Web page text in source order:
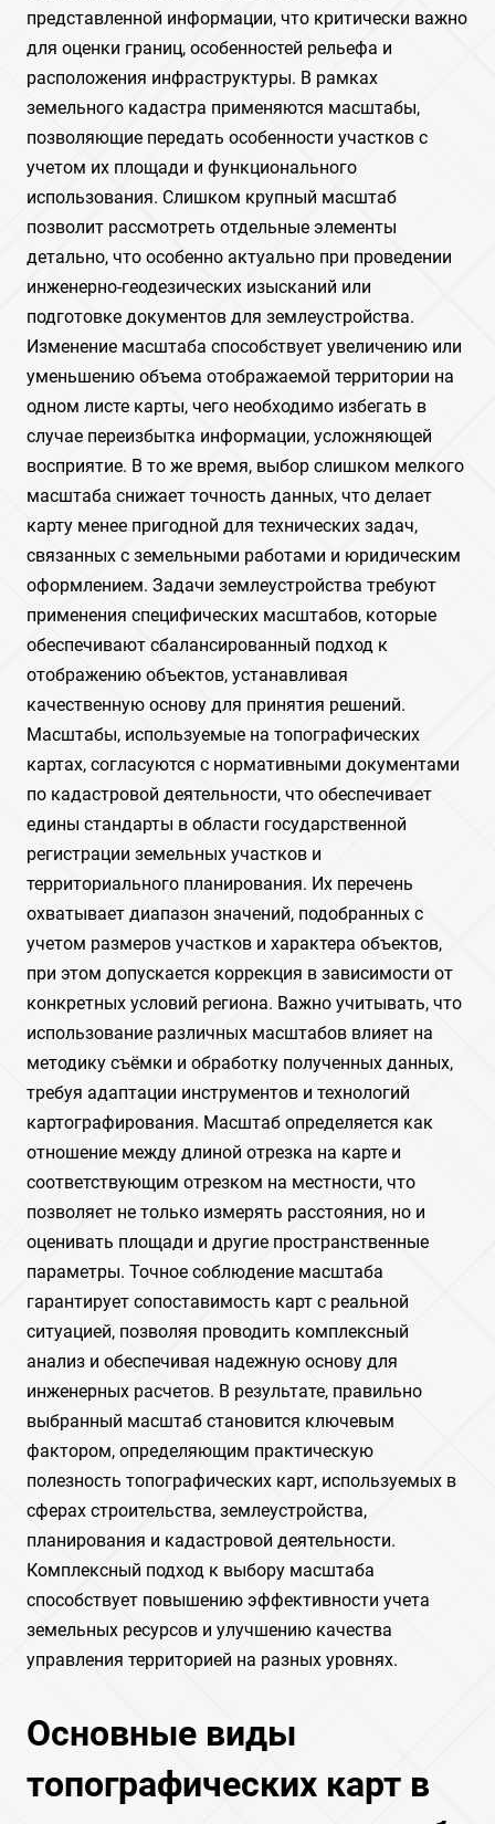
представленной информации, что критически важно
для оценки границ, особенностей рельефа и
расположения инфраструктуры. В рамках
земельного кадастра применяются масштабы,
позволяющие передать особенности участков с
учетом их площади и функционального
использования. Слишком крупный масштаб
позволит рассмотреть отдельные элементы
детально, что особенно актуально при проведении
инженерно-геодезических изысканий или
подготовке документов для землеустройства.
Изменение масштаба способствует увеличению или
уменьшению объема отображаемой территории на
одном листе карты, чего необходимо избегать в
случае переизбытка информации, усложняющей
восприятие. В то же время, выбор слишком мелкого
масштаба снижает точность данных, что делает
карту менее пригодной для технических задач,
связанных с земельными работами и юридическим
оформлением. Задачи землеустройства требуют
применения специфических масштабов, которые
обеспечивают сбалансированный подход к
отображению объектов, устанавливая
качественную основу для принятия решений.
Масштабы, используемые на топографических
картах, согласуются с нормативными документами
по кадастровой деятельности, что обеспечивает
едины стандарты в области государственной
регистрации земельных участков и
территориального планирования. Их перечень
охватывает диапазон значений, подобранных с
учетом размеров участков и характера объектов,
при этом допускается коррекция в зависимости от
конкретных условий региона. Важно учитывать, что
использование различных масштабов влияет на
методику съёмки и обработку полученных данных,
требуя адаптации инструментов и технологий
картографирования. Масштаб определяется как
отношение между длиной отрезка на карте и
соответствующим отрезком на местности, что
позволяет не только измерять расстояния, но и
оценивать площади и другие пространственные
параметры. Точное соблюдение масштаба
гарантирует сопоставимость карт с реальной
ситуацией, позволяя проводить комплексный
анализ и обеспечивая надежную основу для
инженерных расчетов. В результате, правильно
выбранный масштаб становится ключевым
фактором, определяющим практическую
полезность топографических карт, используемых в
сферах строительства, землеустройства,
планирования и кадастровой деятельности.
Комплексный подход к выбору масштаба
способствует повышению эффективности учета
земельных ресурсов и улучшению качества
управления территорией на разных уровнях.
Основные виды
топографических карт в